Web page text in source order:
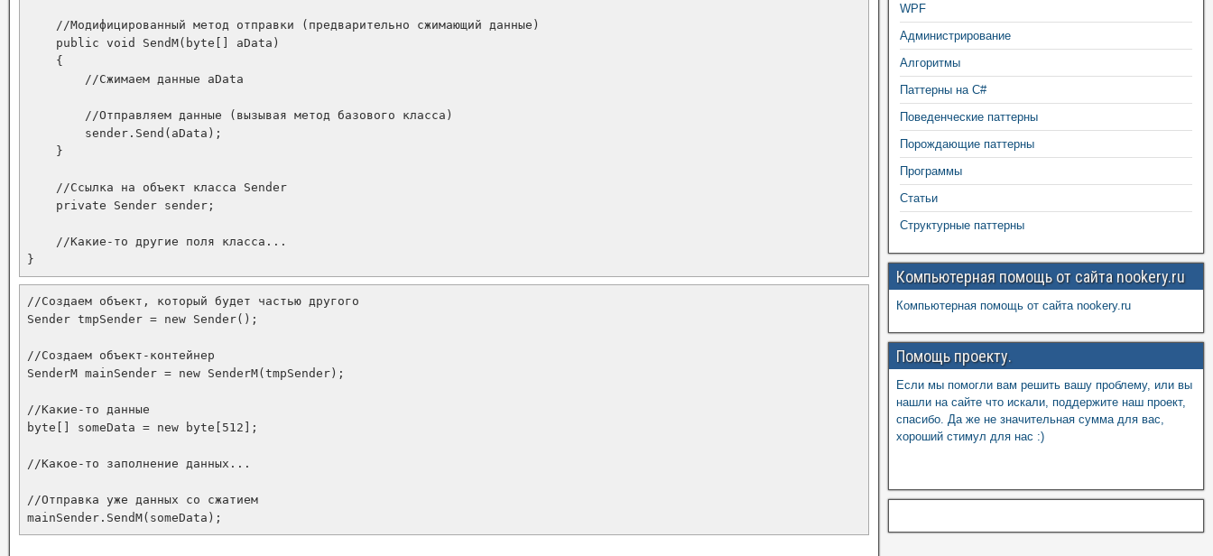
    //Модифицированный метод отправки (предварительно сжимающий данные)
    public void SendM(byte[] aData)
    {
        //Сжимаем данные aData
        //Отправляем данные (вызывая метод базового класса)
        sender.Send(aData);
    }
    //Ссылка на объект класса Sender
    private Sender sender;
    //Какие-то другие поля класса...
}
//Создаем объект, который будет частью другого
Sender tmpSender = new Sender();
//Создаем объект-контейнер
SenderM mainSender = new SenderM(tmpSender);
//Какие-то данные
byte[] someData = new byte[512];
//Какое-то заполнение данных...
//Отправка уже данных со сжатием
mainSender.SendM(someData);
WPF
Администрирование
Алгоритмы
Паттерны на C#
Поведенческие паттерны
Порождающие паттерны
Программы
Статьи
Структурные паттерны
Компьютерная помощь от сайта nookery.ru
Компьютерная помощь от сайта nookery.ru
Помощь проекту.
Если мы помогли вам решить вашу проблему, или вы
нашли на сайте что искали, поддержите наш проект,
спасибо. Да же не значительная сумма для вас,
хороший стимул для нас :)